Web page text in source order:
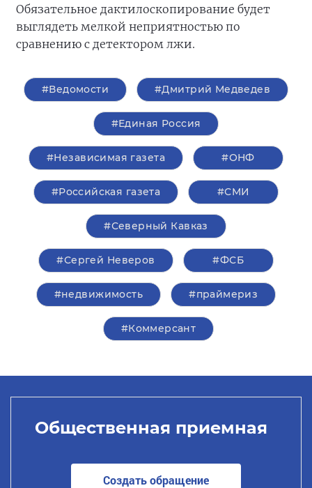
Обязательное дактилоскопирование будет
выглядеть мелкой неприятностью по
сравнению с детектором лжи.
#Ведомости #Дмитрий Медведев
#Единая Россия
#Независимая газета #ОНФ
#Российская газета #СМИ
#Северный Кавказ
#Сергей Неверов #ФСБ
#недвижимость #праймериз
#Коммерсант
Общественная приемная
Создать обращение